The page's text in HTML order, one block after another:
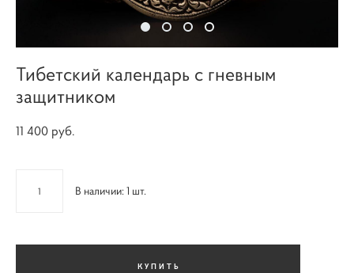
Тибетский календарь с гневным
защитником
11 400 pуб.
В наличии:1 шт.
КУПИТЬ